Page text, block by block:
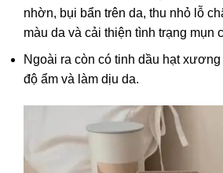
nhờn, bụi bẩn trên da, thu nhỏ lỗ
màu da và cải thiện tình trạng mụn
Ngoài ra còn có tinh dầu hạt
độ ẩm và làm dịu da.